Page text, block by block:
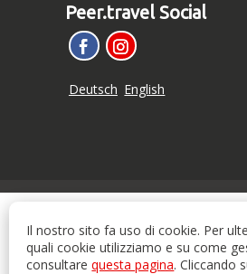
Peer.travel Social
Deutsch English
Il nostro sito fa uso di cookie. Per
quali cookie utilizziamo e su come
consultarequesta pagina. Cliccando